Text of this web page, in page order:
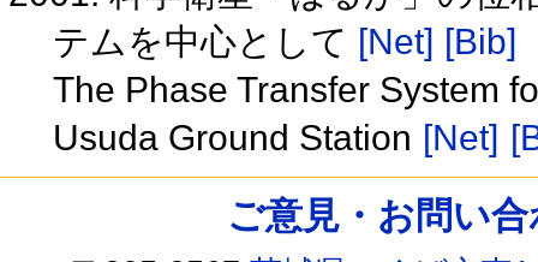
テムを中心として [Net] [Bib]
The Phase Transfer System
Usuda Ground Station [Net]
ご意見・お問い